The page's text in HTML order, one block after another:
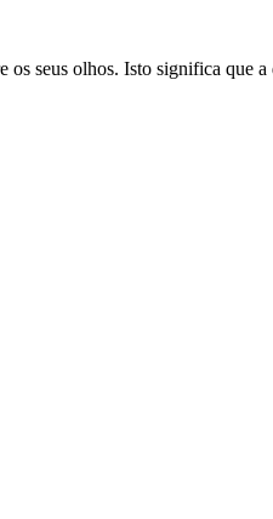
os seus olhos. Isto significa que